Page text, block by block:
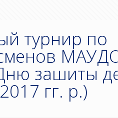
турнир по
зашиты
гг. р.)